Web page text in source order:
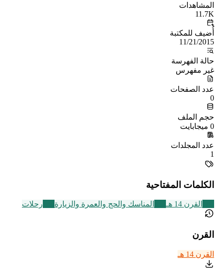
المشاهدات
11.7K
أُضيف للمكتبة
11/21/2015
حالة الفهرسة
غير مفهرس
عدد الصفحات
0
حجم الملف
0 ميجابايت
عدد المجلدات
1
الكلمات المفتاحية
القرن 14 هـ المناسك والحج والعمرة والزيارة رحلات
القرن
القرن 14 هـ